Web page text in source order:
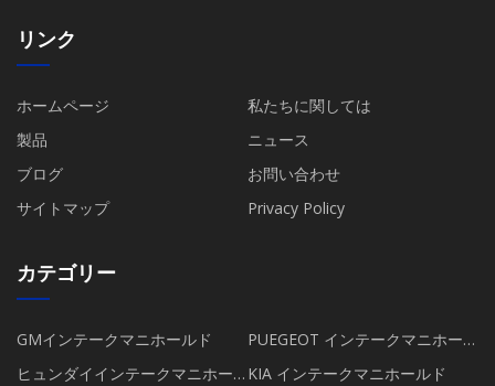
リンク
ホームページ
私たちに関しては
製品
ニュース
ブログ
お問い合わせ
サイトマップ
Privacy Policy
カテゴリー
GMインテークマニホールド
PUEGEOT インテークマニホール
ド
ヒュンダイインテークマニホー KIA インテークマニホールド